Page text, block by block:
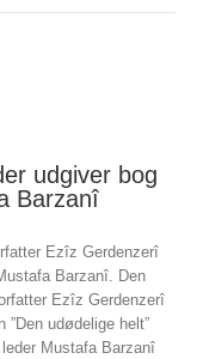
årig
udgiver bog
Barzanî
Ezîz Gerdenzerî
Barzanî. Den
Ezîz Gerdenzerî
”Den udødelige helt”
Mustafa Barzanî